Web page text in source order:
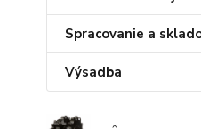
Spracovanie a
Výsadba